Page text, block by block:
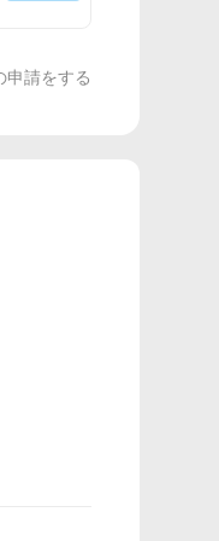
申請をする